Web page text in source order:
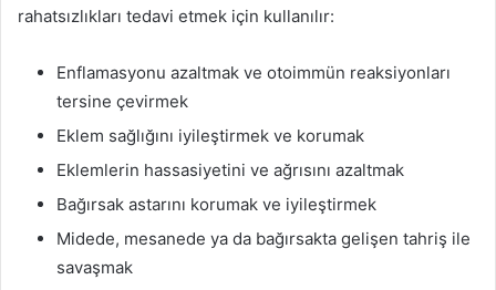
rahatsızlıkları tedavi etmek için kullanılır:
Enflamasyonu azaltmak ve otoimmün reaksiyonları
tersine çevirmek
Eklem sağlığını iyileştirmek ve korumak
Eklemlerin hassasiyetini ve ağrısını azaltmak
Bağırsak astarını korumak ve iyileştirmek
Midede, mesanede ya da bağırsakta gelişen tahriş ile
savaşmak